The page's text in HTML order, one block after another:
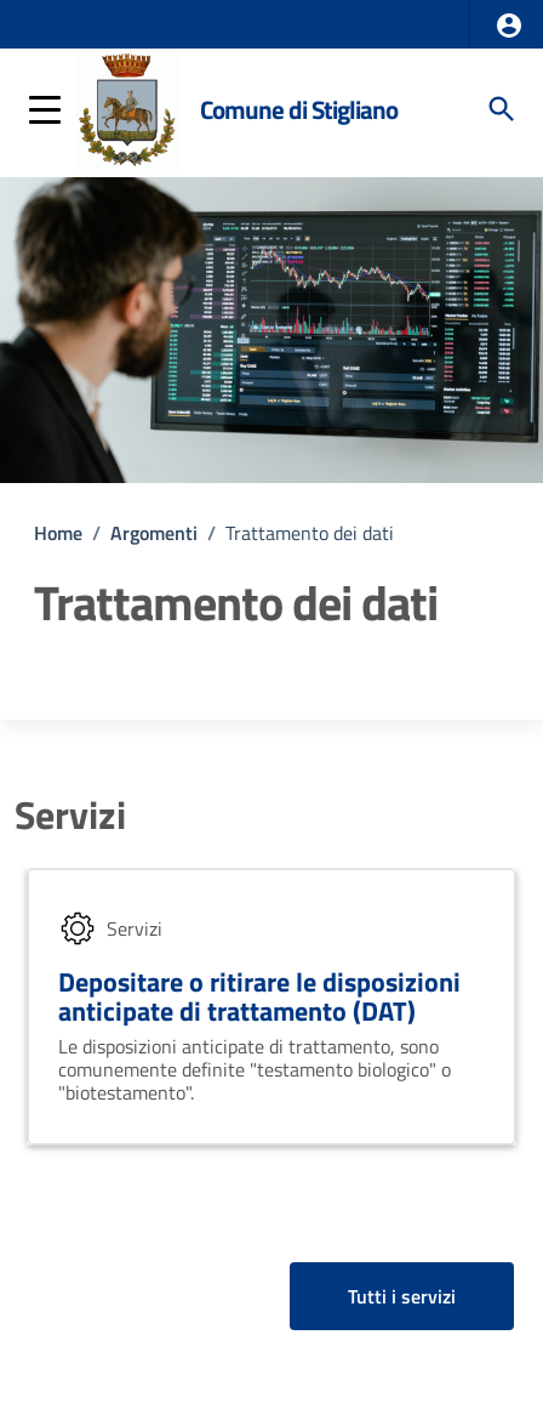
Comune di Stigliano
Home / Argomenti / Trattamento dei dati
Trattamento dei dati
Servizi
Servizi
Depositare o ritirare le disposizioni
anticipate di trattamento (DAT)
Le disposizioni anticipate di trattamento, sono
comunemente definite "testamento biologico" o
"biotestamento".
Tutti i servizi